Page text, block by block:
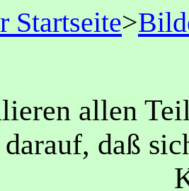
Startseite>
allen
daß